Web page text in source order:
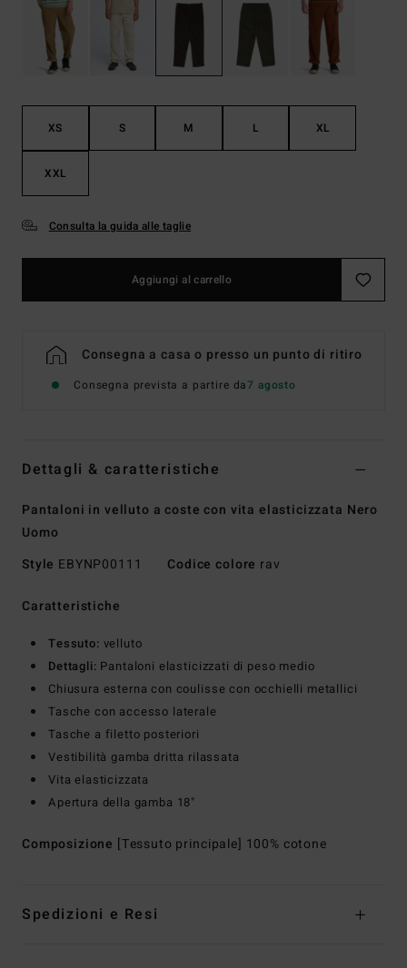
XS S M L XL
XXL
Consulta la guida alle taglie
Aggiungi al carrello
Consegna a casa o presso un punto di ritiro
Consegna prevista a partire da7 agosto
Dettagli & caratteristiche
Pantaloni in velluto a coste con vita elasticizzata Nero
Uomo
Style EBYNP00111 Codice colore rav
Caratteristiche
Tessuto: velluto
Dettagli: Pantaloni elasticizzati di peso medio
Chiusura esterna con coulisse con occhielli metallici
Tasche con accesso laterale
Tasche a filetto posteriori
Vestibilità gamba dritta rilassata
Vita elasticizzata
Apertura della gamba 18"
Composizione [Tessuto principale] 100% cotone
Spedizioni e Resi